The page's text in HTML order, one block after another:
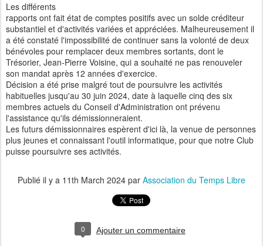
Les différents
rapports ont fait état de comptes positifs avec un solde créditeur
substantiel et d'activités variées et appréciées. Malheureusement il
a été constaté l'impossibilité de continuer sans la volonté de deux
bénévoles pour remplacer deux membres sortants, dont le
Trésorier, Jean-Pierre Voisine, qui a souhaité ne pas renouveler
son mandat après 12 années d'exercice.
Décision a été prise malgré tout de poursuivre les activités
habituelles jusqu'au 30 juin 2024, date à laquelle cinq des six
membres actuels du Conseil d'Administration ont prévenu
l'assistance qu'ils démissionneraient.
Les futurs démissionnaires espèrent d'ici là, la venue de personnes
plus jeunes et connaissant l'outil informatique, pour que notre Club
puisse poursuivre ses activités.
Publié il y a 11th March 2024 par Association du Temps Libre
0 Ajouter un commentaire